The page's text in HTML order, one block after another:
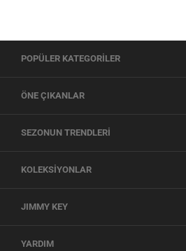
POPÜLER KATEGORİLER
ÖNE ÇIKANLAR
SEZONUN TRENDLERİ
KOLEKSİYONLAR
JIMMY KEY
YARDIM